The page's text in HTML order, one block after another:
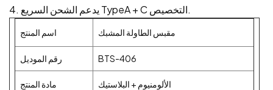
4. يدعم الشحن السريع TypeA + C التخصيص.
اسم المنتج مقبس الطاولة المشبك
رقم الموديل BTS-406
مادة المنتج الألومنيوم + البلاستيك